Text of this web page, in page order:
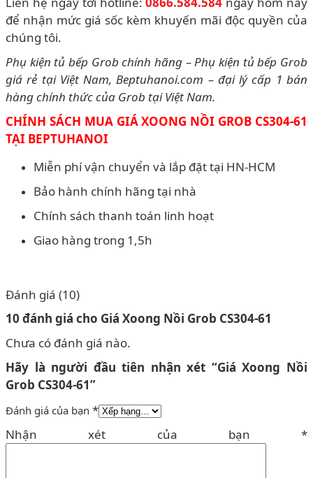
để nhận mức giá sốc kèm khuyến mãi độc quyền của
chúng tôi.
Phụ kiện tủ bếp Grob chính hãng – Phụ kiện tủ bếp Grob
giá rẻ tại Việt Nam, Beptuhanoi.com – đại lý cấp 1 bán
hàng chính thức của Grob tại Việt Nam.
CHÍNH SÁCH MUA GIÁ XOONG NỒI GROB CS304-61
TẠI BEPTUHANOI
Miễn phí vận chuyển và lắp đặt tại HN-HCM
Bảo hành chính hãng tại nhà
Chính sách thanh toán linh hoạt
Giao hàng trong 1,5h
Đánh giá (10)
10 đánh giá cho Giá Xoong Nồi Grob CS304-61
Chưa có đánh giá nào.
Hãy là người đầu tiên nhận xét “Giá Xoong Nồi
Grob CS304-61”
Đánh giá của bạn *
Nhận xét của bạn *